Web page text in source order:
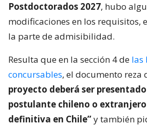
Postdoctorados 2027, hubo
modificaciones en los requisitos,
la parte de admisibilidad.
Resulta que en la sección 4 de las
concursables, el documento reza
proyecto deberá ser
postulante chileno o
definitiva en Chile”y también